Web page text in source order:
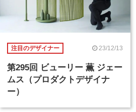
注目のデザイナー 23/12/13
第295回 ビューリー 薫 ジェー
ムス（プロダクトデザイナ
ー）